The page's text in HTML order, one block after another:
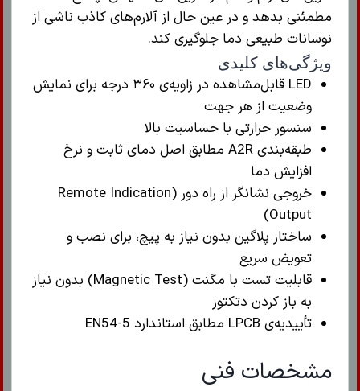
مطمئنی بدهد و در عین حال از آلارم‌های کاذب ناشی از
نوسانات طبیعی دما جلوگیری کند.
ویژگی‌های کلیدی
LED قابل‌مشاهده در زاویه‌ی ۳۶۰ درجه برای نمایش
وضعیت از هر جهت
سنسور حرارتی با حساسیت بالا
طبقه‌بندی A2R مطابق اصل دمای ثابت و نرخ
افزایش دما
خروجی نشانگر از راه دور (Remote Indication
Output)
ساختار پلاگین بدون نیاز به پیچ، برای نصب و
تعویض سریع
قابلیت تست با مگنت (Magnetic Test) بدون نیاز
به باز کردن دتکتور
تأییدیه‌ی LPCB مطابق استاندارد EN54-5
مشخصات فنی